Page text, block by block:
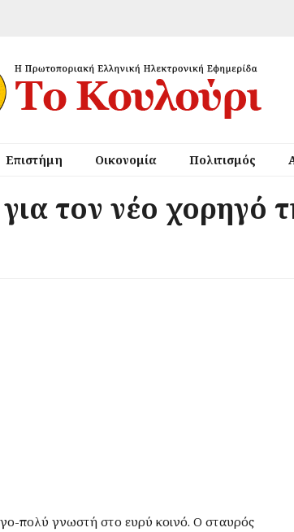
Επιστήμη Οικονομία Πολιτισμός
τον νέο χορηγό
πολύ γνωστή στο ευρύ κοινό. Ο σταυρός